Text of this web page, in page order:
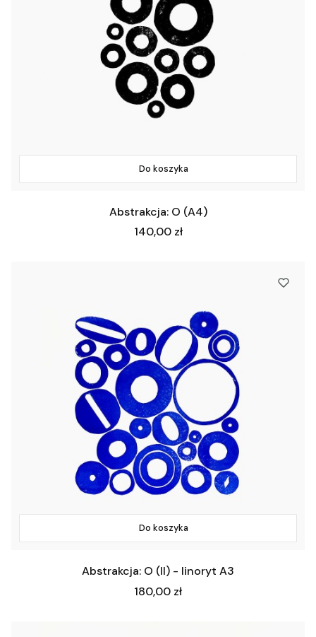
Do koszyka
Abstrakcja: O (A4)
Cena
140,00 zł
Do koszyka
Abstrakcja: O (II) - linoryt A3
Cena
180,00 zł